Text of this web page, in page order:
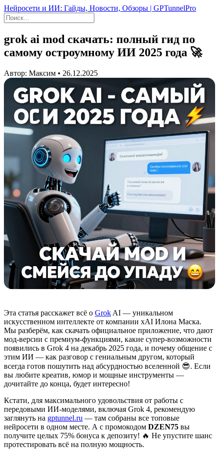
Нейросети и ИИ: Гайды, Новости, Обзоры | GPTunnelPro
grok ai mod скачать: полный гид по
самому остроумному ИИ 2025 года 🚀
Автор: Максим • 26.12.2025
Эта статья расскажет всё о Grok AI — уникальном
искусственном интеллекте от компании xAI Илона Маска.
Мы разберём, как скачать официальное приложение, что дают
мод-версии с премиум-функциями, какие супер-возможности
появились в Grok 4 на декабрь 2025 года, и почему общение с
этим ИИ — как разговор с гениальным другом, который
всегда готов пошутить над абсурдностью вселенной 😎. Если
вы любите креатив, юмор и мощные инструменты —
дочитайте до конца, будет интересно!
Кстати, для максимального удовольствия от работы с
передовыми ИИ-моделями, включая Grok 4, рекомендую
заглянуть на gptunnel.ru — там собраны все топовые
нейросети в одном месте. А с промокодом DZEN75 вы
получите целых 75% бонуса к депозиту! 🔥 Не упустите шанс
протестировать всё на полную мощность.